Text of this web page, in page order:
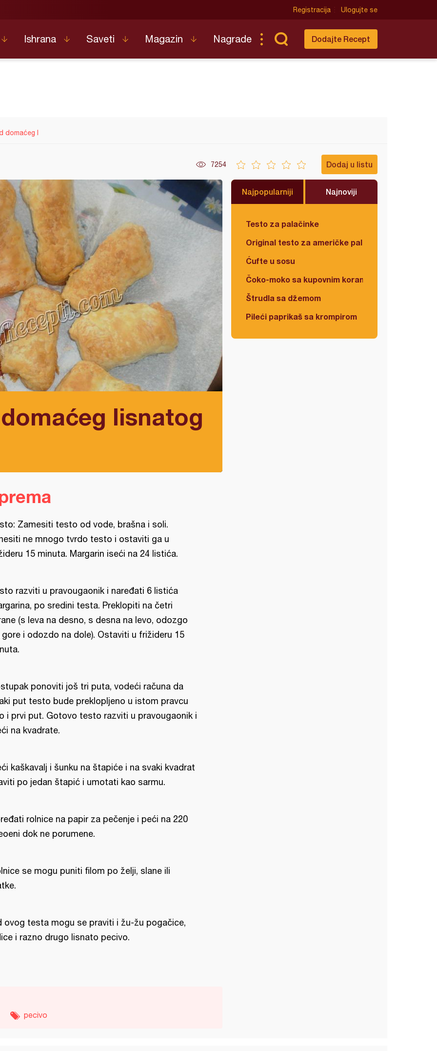
Registracija Ulogujte se
Ishrana Saveti Magazin Nagrade Dodajte Recept
domaćeg l
7254 Dodaj u listu
lisnatog
Najpopularniji Najnoviji
Testo za palačinke
Original testo za američke palačinke
Ćufte u sosu
Čoko-moko sa kupovnim korama
Štrudla sa džemom
Pileći paprikaš sa krompirom
Zamesiti testo od vode, brašna i soli.
ne mnogo tvrdo testo i ostaviti ga u
15 minuta. Margarin iseći na 24 listića.
razviti u pravougaonik i naređati 6 listića
po sredini testa. Preklopiti na četri
(s leva na desno, s desna na levo, odozgo
gore i odozdo na dole). Ostaviti u frižideru 15
ponoviti još tri puta, vodeći računa da
put testo bude preklopljeno u istom pravcu
i prvi put. Gotovo testo razviti u pravougaonik i
na kvadrate.
kaškavalj i šunku na štapiće i na svaki kvadrat
po jedan štapić i umotati kao sarmu.
rolnice na papir za pečenje i peći na 220
dok ne porumene.
se mogu puniti filom po želji, slane ili
ovog testa mogu se praviti i žu-žu pogačice,
i razno drugo lisnato pecivo.
pecivo